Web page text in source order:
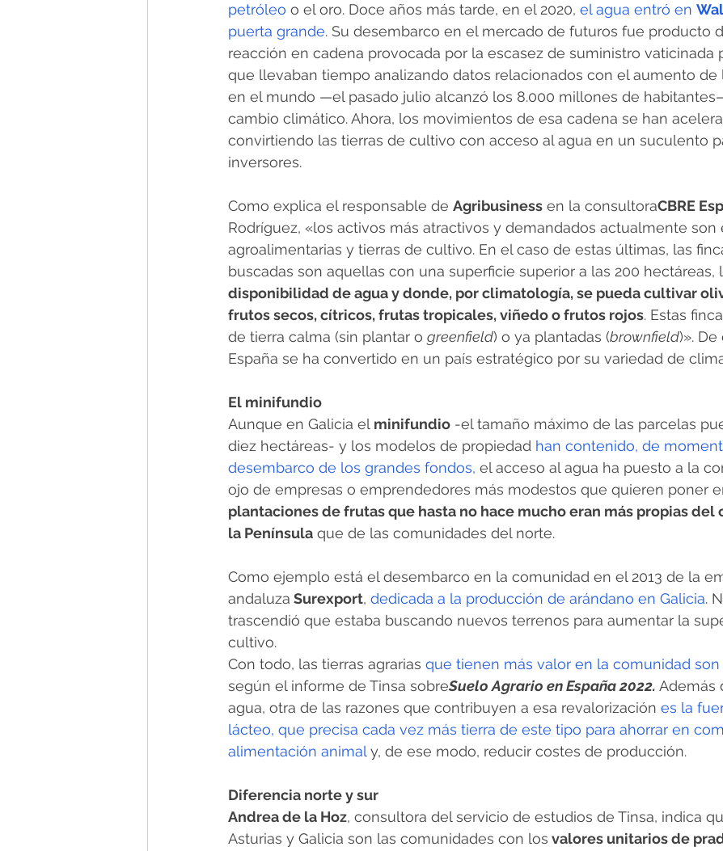
petróleo o el oro. Doce años más tarde, en el 2020, el agua entró en
puerta grande. Su desembarco en el mercado de futuros fue producto
reacción en cadena provocada por la escasez de suministro vaticinada
que llevaban tiempo analizando datos relacionados con el aumento de
en el mundo —el pasado julio alcanzó los 8.000 millones de
cambio climático. Ahora, los movimientos de esa cadena se han
convirtiendo las tierras de cultivo con acceso al agua en un suculento
inversores.
Como explica el responsable de Agribusiness en la consultoraCBRE
Rodríguez, «los activos más atractivos y demandados actualmente son
agroalimentarias y tierras de cultivo. En el caso de estas últimas, las
buscadas son aquellas con una superficie superior a las 200 hectáreas,
disponibilidad de agua y donde, por climatología, se pueda cultivar
frutos secos, cítricos, frutas tropicales, viñedo o frutos rojos. Estas
de tierra calma (sin plantar o greenfield) o ya plantadas (brownfield)».
España se ha convertido en un país estratégico por su variedad de
El minifundio
Aunque en Galicia el minifundio -el tamaño máximo de las parcelas
diez hectáreas- y los modelos de propiedad han contenido, de
desembarco de los grandes fondos, el acceso al agua ha puesto a la
ojo de empresas o emprendedores más modestos que quieren poner
plantaciones de frutas que hasta no hace mucho eran más propias del
la Península que de las comunidades del norte.
Como ejemplo está el desembarco en la comunidad en el 2013 de la
andaluza Surexport, dedicada a la producción de arándano en Galicia.
trascendió que estaba buscando nuevos terrenos para aumentar la
cultivo.
Con todo, las tierras agrarias que tienen más valor en la comunidad son
según el informe de Tinsa sobreSuelo Agrario en España 2022. Además
agua, otra de las razones que contribuyen a esa revalorización es la
lácteo, que precisa cada vez más tierra de este tipo para ahorrar en
alimentación animal y, de ese modo, reducir costes de producción.
Diferencia norte y sur
Andrea de la Hoz, consultora del servicio de estudios de Tinsa, indica
Asturias y Galicia son las comunidades con los valores unitarios de